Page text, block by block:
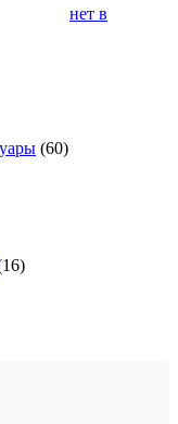
нет в
(60)